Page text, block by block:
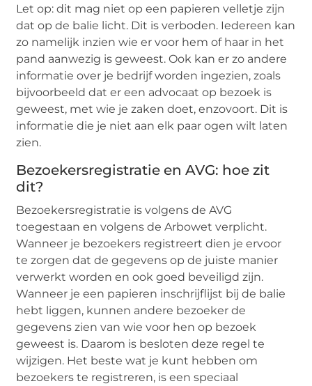
Let op: dit mag niet op een papieren velletje zijn
dat op de balie licht. Dit is verboden. Iedereen kan
zo namelijk inzien wie er voor hem of haar in het
pand aanwezig is geweest. Ook kan er zo andere
informatie over je bedrijf worden ingezien, zoals
bijvoorbeeld dat er een advocaat op bezoek is
geweest, met wie je zaken doet, enzovoort. Dit is
informatie die je niet aan elk paar ogen wilt laten
zien.
Bezoekersregistratie en AVG: hoe zit
dit?
Bezoekersregistratie is volgens de AVG
toegestaan en volgens de Arbowet verplicht.
Wanneer je bezoekers registreert dien je ervoor
te zorgen dat de gegevens op de juiste manier
verwerkt worden en ook goed beveiligd zijn.
Wanneer je een papieren inschrijflijst bij de balie
hebt liggen, kunnen andere bezoeker de
gegevens zien van wie voor hen op bezoek
geweest is. Daarom is besloten deze regel te
wijzigen. Het beste wat je kunt hebben om
bezoekers te registreren, is een speciaal